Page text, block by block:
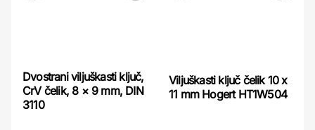
Dvostrani viljuškasti ključ,
CrV čelik, 8 × 9 mm, DIN
3110
Viljuškasti ključ čelik 10 x
11 mm Hogert HT1W504